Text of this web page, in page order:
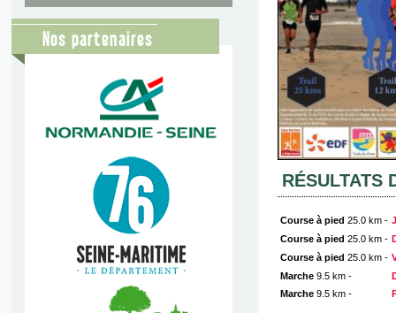
Nos partenaires
RÉSULTATS
Course à pied 25.0 km -
Course à pied 25.0 km -
Course à pied 25.0 km -
Marche9.5 km -
Marche9.5 km -